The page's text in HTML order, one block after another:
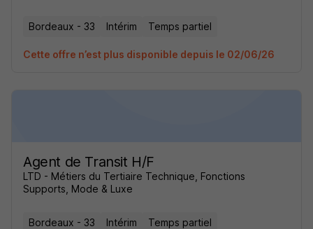
Bordeaux - 33 Intérim Temps partiel
Cette offre n’est plus disponible depuis le 02/06/26
Agent de Transit H/F
LTD - Métiers du Tertiaire Technique, Fonctions
Supports, Mode & Luxe
Bordeaux - 33 Intérim Temps partiel